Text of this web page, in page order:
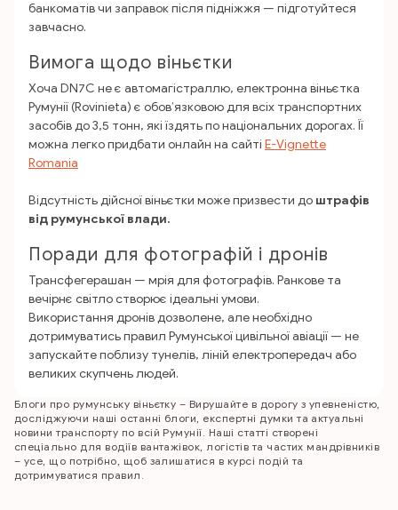
банкоматів чи заправок після підніжжя — підготуйтеся
завчасно.
Вимога щодо віньєтки
Хоча DN7C не є автомагістраллю, електронна віньєтка
Румунії (Rovinieta) є обов’язковою для всіх транспортних
засобів до 3,5 тонн, які їздять по національних дорогах. Її
можна легко придбати онлайн на сайті E-Vignette
Romania
Відсутність дійсної віньєтки може призвести до штрафів
від румунської влади.
Поради для фотографій i дронів
Трансфегерашан — мрія для фотографів. Ранкове та
вечірнє світло створює ідеальні умови.
Використання дронів дозволене, але необхідно
дотримуватись правил Румунської цивільної авіації — не
запускайте поблизу тунелів, ліній електропередач або
великих скупчень людей.
Блоги про румунську віньєтку – Вирушайте в дорогу з упевненістю,
досліджуючи наші останні блоги, експертні думки та актуальні
новини транспорту по всій Румунії. Наші статті створені
спеціально для водіїв вантажівок, логістів та частих мандрівників
– усе, що потрібно, щоб залишатися в курсі подій та
дотримуватися правил.